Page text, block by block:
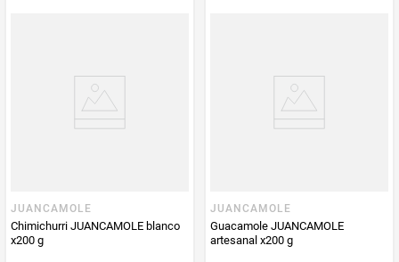
Producto (kg)
JUANCAMOLE
Chimichurri JUANCAMOLE blanco
x200 g
JUANCAMOLE
Guacamole JUANCAMOLE
artesanal x200 g